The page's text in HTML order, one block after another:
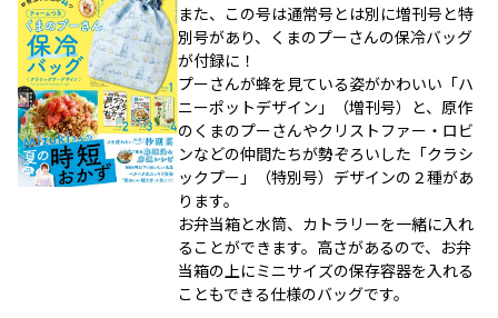
また、この号は通常号とは別に増刊号と特
別号があり、くまのプーさんの保冷バッグ
が付録に！
プーさんが蜂を見ている姿がかわいい「ハ
ニーポットデザイン」（増刊号）と、原作
のくまのプーさんやクリストファー・ロビ
ンなどの仲間たちが勢ぞろいした「クラシ
ックプー」（特別号）デザインの２種があ
ります。
お弁当箱と水筒、カトラリーを一緒に入れ
ることができます。高さがあるので、お弁
当箱の上にミニサイズの保存容器を入れる
こともできる仕様のバッグです。